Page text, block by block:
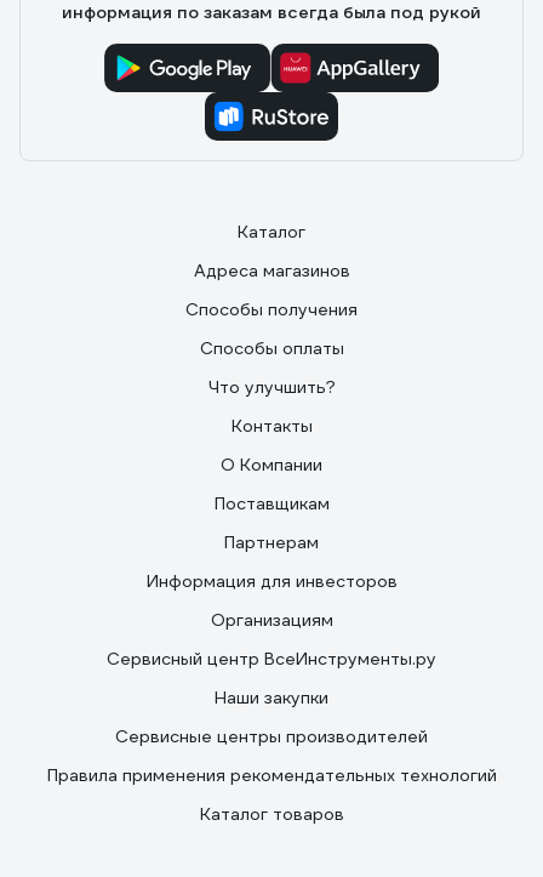
информация по заказам всегда была под рукой
Каталог
Адреса магазинов
Способы получения
Способы оплаты
Что улучшить?
Контакты
О Компании
Поставщикам
Партнерам
Информация для инвесторов
Организациям
Сервисный центр ВсеИнструменты.ру
Наши закупки
Сервисные центры производителей
Правила применения рекомендательных технологий
Каталог товаров